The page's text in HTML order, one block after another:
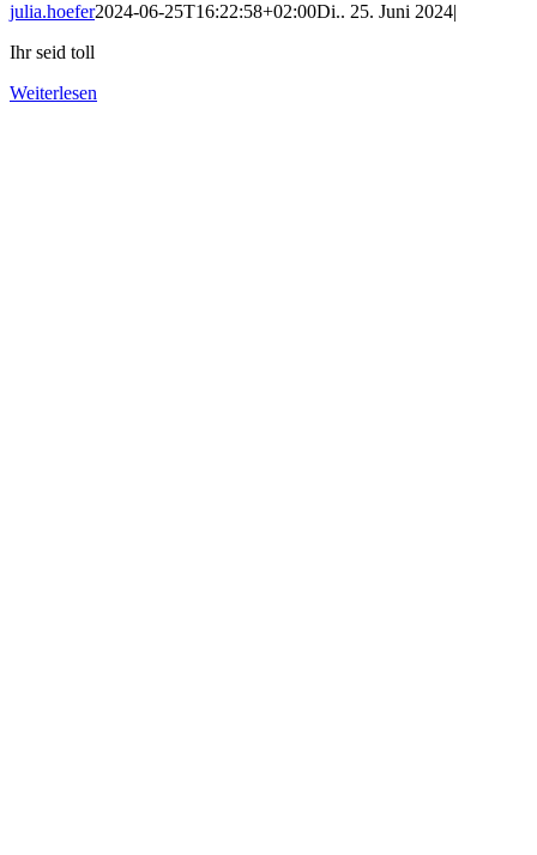
julia.hoefer2024-06-25T16:22:58+02:00Di.. 25. Juni 2024|
Ihr seid toll
Weiterlesen